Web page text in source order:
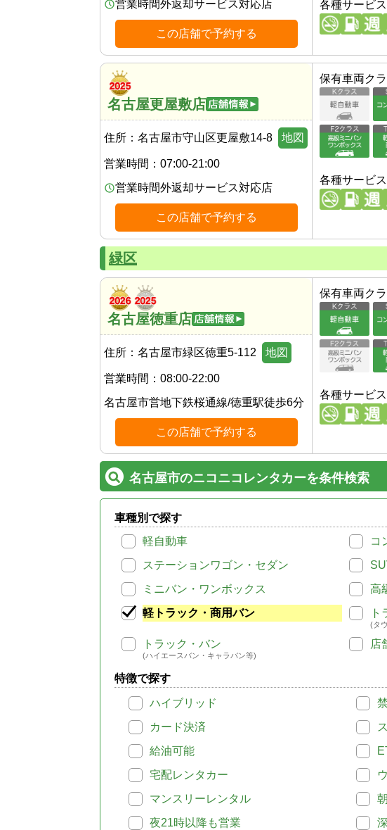
営業時間外返却サービス対応店
この店舗で予約する
各種サービス
名古屋更屋敷店
住所： 名古屋市守山区更屋敷14-8 地図
営業時間： 07:00-21:00
営業時間外返却サービス対応店
この店舗で予約する
保有車両ク
各種サービス
緑区
名古屋徳重店
住所： 名古屋市緑区徳重5-112 地図
営業時間： 08:00-22:00
名古屋市営地下鉄桜通線/徳重駅徒歩6分
この店舗で予約する
保有車両ク
各種サービス
名古屋市のニコニコレンタカーを条件検索
車種別で探す
軽自動車
コ
ステーションワゴン・セダン
ミニバン・ワンボックス
高
軽トラック・商用バン
ト
(タ
トラック・バン
(ハイエースバン・キャラバン等)
店
特徴で探す
ハイブリッド
カード決済
給油可能
宅配レンタカー
マンスリーレンタル
夜21時以降も営業